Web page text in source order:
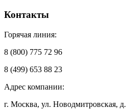
Контакты
Горячая линия:
8 (800) 775 72 96
8 (499) 653 88 23
Адрес компании:
г. Москва, ул. Новодмитровская,